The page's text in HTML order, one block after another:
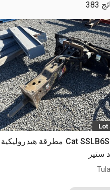
Lot
2019 Cat SSLB6S مطرقة هيدروليكية
ستير